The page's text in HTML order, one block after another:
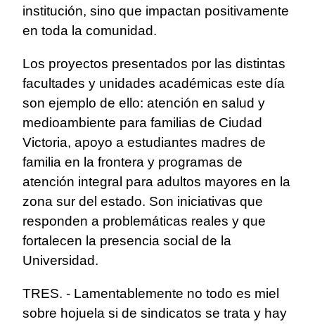
institución, sino que impactan positivamente
en toda la comunidad.
Los proyectos presentados por las distintas
facultades y unidades académicas este día
son ejemplo de ello: atención en salud y
medioambiente para familias de Ciudad
Victoria, apoyo a estudiantes madres de
familia en la frontera y programas de
atención integral para adultos mayores en la
zona sur del estado. Son iniciativas que
responden a problemáticas reales y que
fortalecen la presencia social de la
Universidad.
TRES. - Lamentablemente no todo es miel
sobre hojuela si de sindicatos se trata y hay